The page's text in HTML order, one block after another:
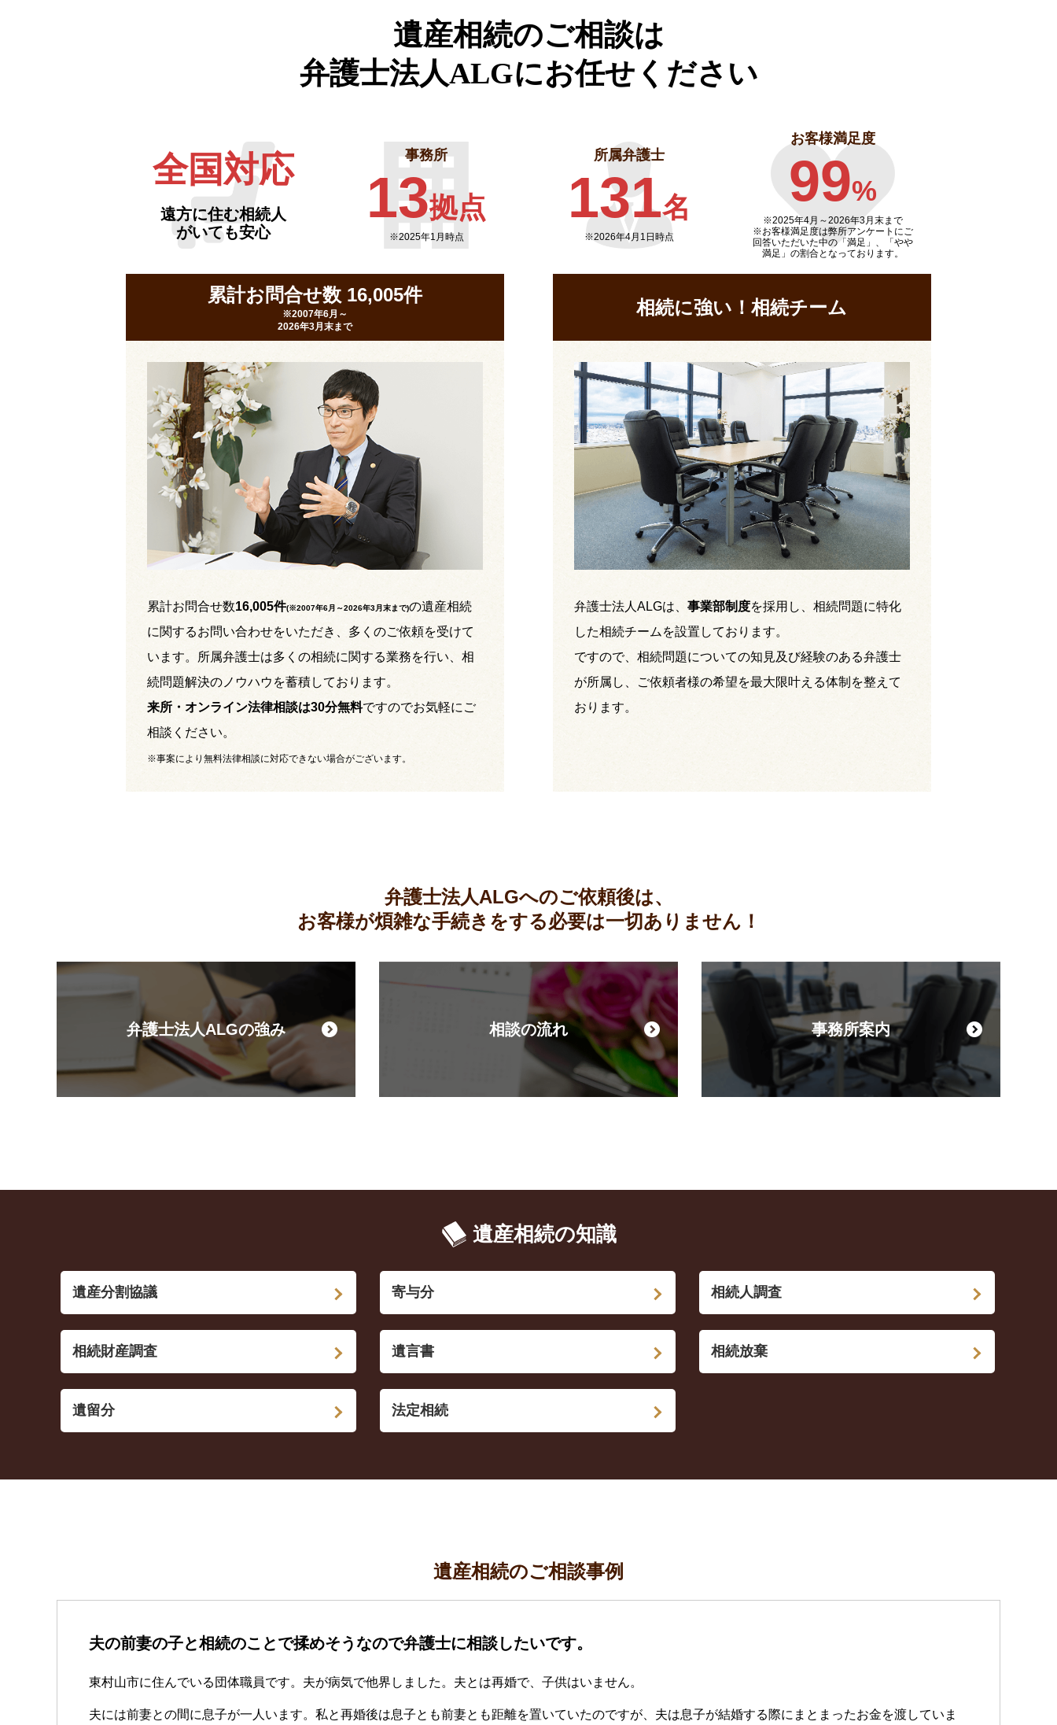
遺産相続のご相談は
弁護士法人ALGにお任せください
全国対応
遠方に住む相続人
がいても安心
事務所
13拠点
※2025年1月時点
所属弁護士
131名
※2026年4月1日時点
お客様満足度
99%
※2025年4月～2026年3月末まで
※お客様満足度は弊所アンケートにご
回答いただいた中の「満足」、「やや
満足」の割合となっております。
累計お問合せ数 16,005件
※2007年6月～
2026年3月末まで
累計お問合せ数16,005件(※2007年6月～2026年3月末まで)の遺産相続
に関するお問い合わせをいただき、多くのご依頼を受けて
います。所属弁護士は多くの相続に関する業務を行い、相
続問題解決のノウハウを蓄積しております。
来所・オンライン法律相談は30分無料ですのでお気軽にご
相談ください。
※事案により無料法律相談に対応できない場合がございます。
相続に強い！相続チーム
弁護士法人ALGは、 事業部制度を採用し、相続問題に特化
した相続チームを設置しております。
ですので、相続問題についての知見及び経験のある弁護士
が所属し、ご依頼者様の希望を最大限叶える体制を整えて
おります。
弁護士法人ALGへのご依頼後は、
お客様が煩雑な手続きをする必要は一切ありません！
弁護士法人ALGの強み 相談の流れ 事務所案内
遺産相続の知識
遺産分割協議 寄与分 相続人調査
相続財産調査 遺言書 相続放棄
遺留分 法定相続
遺産相続のご相談事例
夫の前妻の子と相続のことで揉めそうなので弁護士に相談したいです。
東村山市に住んでいる団体職員です。夫が病気で他界しました。夫とは再婚で、子供はいません。
夫には前妻との間に息子が一人います。私と再婚後は息子とも前妻とも距離を置いていたのですが、夫は息子が結婚する際にまとまったお金を渡していま